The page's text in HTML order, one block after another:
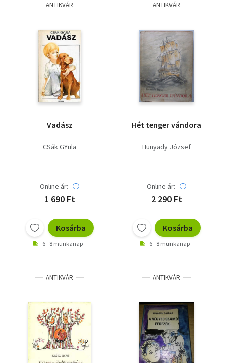
ANTIKVÁR
Vadász
CSák GYula
Online ár:
1 690 Ft
Kosárba
6 - 8 munkanap
ANTIKVÁR
Hét tenger vándora
Hunyady József
Online ár:
2 290 Ft
Kosárba
6 - 8 munkanap
ANTIKVÁR ANTIKVÁR